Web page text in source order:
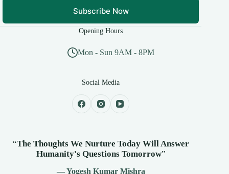
Subscribe Now
Opening Hours
Mon - Sun 9AM - 8PM
Social Media
“The Thoughts We Nurture Today Will Answer
Humanity's Questions Tomorrow”
— Yogesh Kumar Mishra